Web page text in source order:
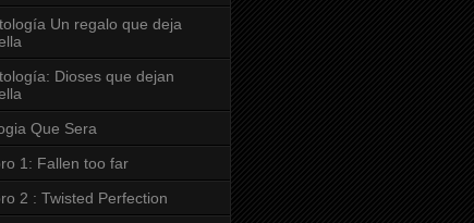
Un regalo que deja
Dioses que dejan
Que Sera
1: Fallen too far
2 : Twisted Perfection